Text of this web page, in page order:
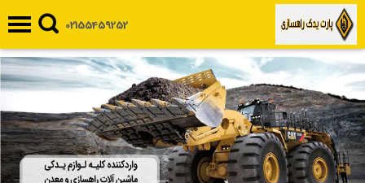
02155459252